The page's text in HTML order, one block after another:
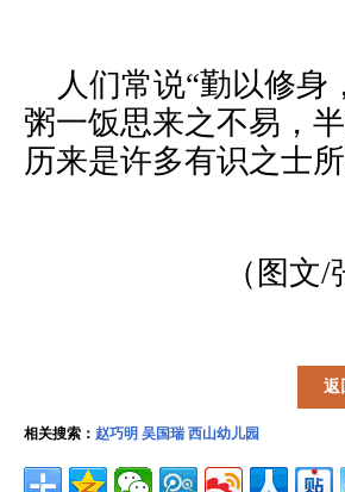
人们常说“勤以修身
粥一饭思来之不易，
历来是许多有识之士
（图
返
相关搜索： 赵巧明 吴国瑞 西山幼儿园